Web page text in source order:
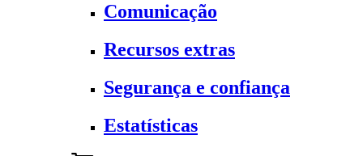
Comunicação
Recursos extras
Segurança e confiança
Estatísticas